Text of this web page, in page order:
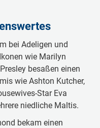
bei Adeligen und
wie Marilyn
besaßen einen
wie Ashton Kutcher,
Star Eva
niedliche Maltis.
bekam einen